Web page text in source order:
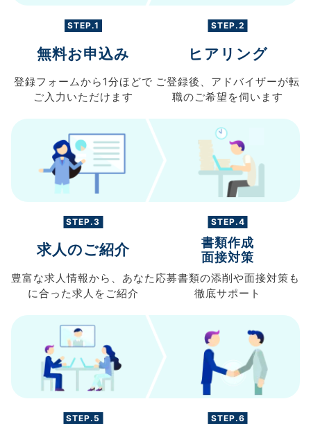
STEP.1
無料お申込み
登録フォームから 1分ほどで
ご入力 いただけます
STEP.2
ヒアリング
ご登録後、 アドバイザーが転
職のご希望を伺います
STEP.3
求人のご紹介
豊富な求人情報から、 あなた
に合った求人を ご紹介
STEP.4
書類作成
面接対策
応募書類の添削や面接対策も
徹底サポート
STEP.5 STEP.6